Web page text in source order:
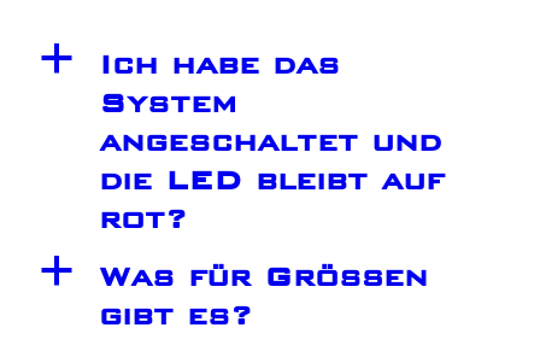
a
Ich habe das
System
angeschaltet und
die LED bleibt auf
rot?
a
Was für Größen
gibt es?